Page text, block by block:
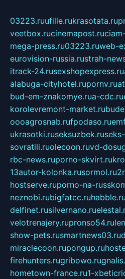
03223.ruufille.rukrasotata.ru
veetbox.rucinemapost.ru
mega-press.ru03223.ruweb-
eurovision-russia.rustrah-
itrack-24.rusexshopexpress.ru
alabuga-cityhotel.rupornv.ru
bud-em-znakomye.rua-cdc.ru
korolevremont-market.ru
oooagrosnab.rufpodaso.ru
ukrasotki.ruseksuzbek.ru
sovratili.ruolecoon.ruvd-
rbc-news.ruporno-skvirt.ru
13autor-kolonka.rusormol.ru
hostserve.ruporno-na-
neznobi.rubigfatcc.ruhabble.ru
delfinet.rusilvernano.ru
velotrenajery.rupronso54.ru
show-pets.rusmartnews03.ru
miraclecoon.rupongup.ru
firehunters.rugribowo.ru
hometown-france.ru1-